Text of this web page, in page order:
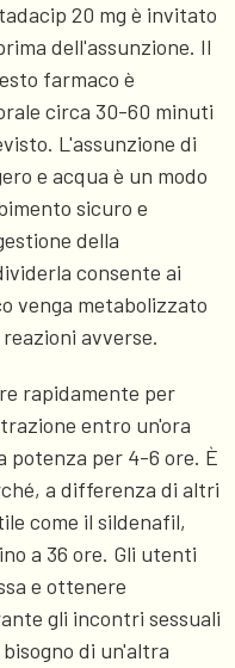
20 mg è invitato
dell'assunzione. Il
farmaco è
circa 30-60 minuti
L'assunzione di
e acqua è un modo
sicuro e
della
consente ai
venga metabolizzato
avverse.
rapidamente per
entro un'ora
potenza per 4-6 ore. È
a differenza di altri
come il sildenafil,
a 36 ore. Gli utenti
e ottenere
gli incontri sessuali
di un'altra